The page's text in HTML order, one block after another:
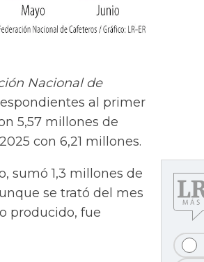
Nacional de
al primer
5,57 millones de
con 6,21 millones.
sumó 1,3 millones de
se trató del mes
producido, fue